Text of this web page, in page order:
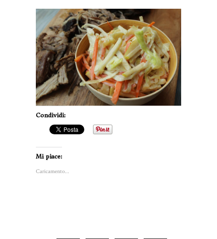
Condividi:
Mi piace:
Caricamento...